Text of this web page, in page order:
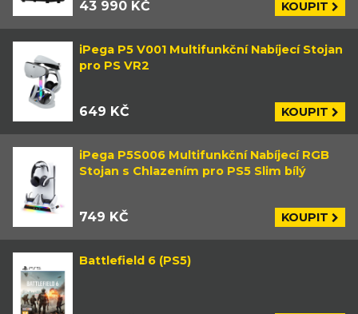
43 990 KČ KOUPIT
iPega P5 V001 Multifunkční Nabíjecí Stojan
pro PS VR2
649 KČ KOUPIT
iPega P5S006 Multifunkční Nabíjecí RGB
Stojan s Chlazením pro PS5 Slim bílý
749 KČ KOUPIT
Battlefield 6 (PS5)